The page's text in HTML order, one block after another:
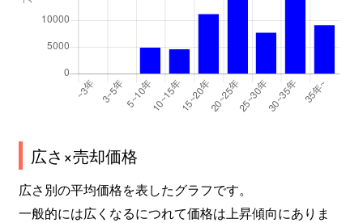
広さ×売却価格
広さ別の平均価格を表したグラフです。
一般的には広くなるにつれて価格は上昇傾向にありま